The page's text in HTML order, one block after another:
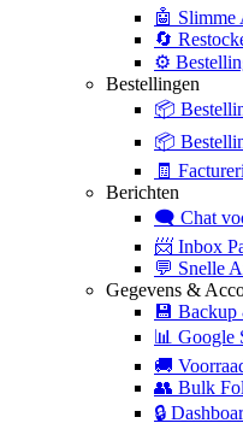
🤖 Slimme
🔄
⚙️
Bestellingen
📦
📦
🧾
Berichten
🗨️ Chat
📨 Inbox
💬 Snelle
Gegevens &
💾 Backup
📊 Google
🚚
👥 Bulk
🔒